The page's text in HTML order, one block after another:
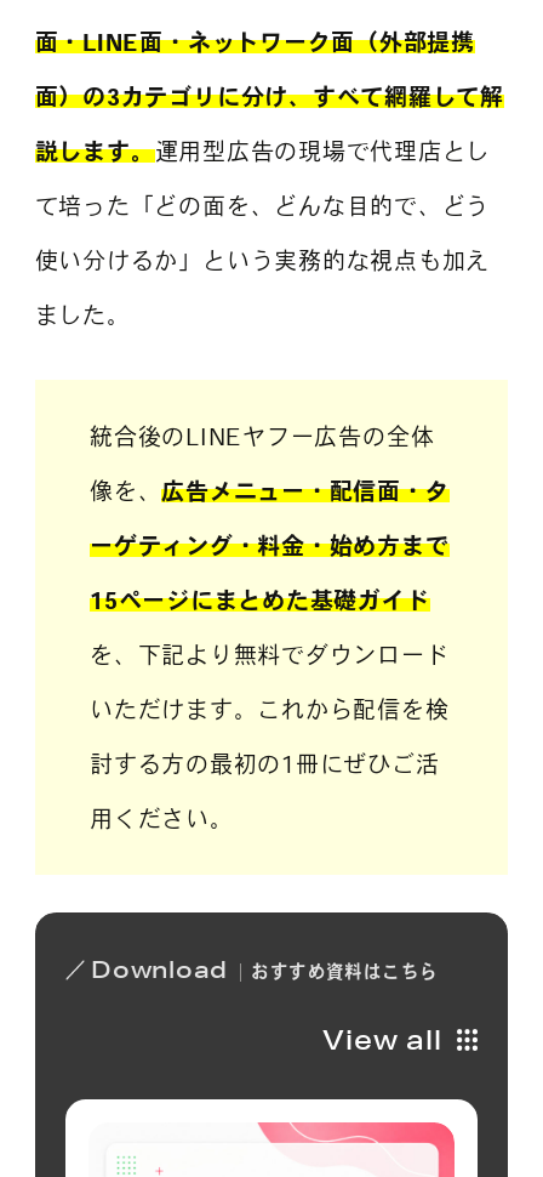
面・LINE面・ネットワーク面（外部提携
面）の3カテゴリに分け、すべて網羅して解
説します。運用型広告の現場で代理店とし
て培った「どの面を、どんな目的で、どう
使い分けるか」という実務的な視点も加え
ました。
統合後のLINEヤフー広告の全体
像を、広告メニュー・配信面・タ
ーゲティング・料金・始め方まで
15ページにまとめた基礎ガイド
を、下記より無料でダウンロード
いただけます。これから配信を検
討する方の最初の1冊にぜひご活
用ください。
Download おすすめ資料は こちら
View all